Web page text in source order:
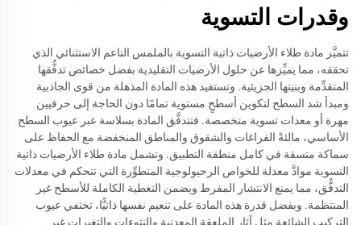
وقدرات التسوية
تتميَّز مادة طلاء الأرضيات ذاتية التسوية بالملمس الناعم الاستثنائي الذي
تحققه، مما يميِّزها عن حلول الأرضيات التقليدية بفضل خصائص تدفُّقها
المتقدِّمة وبنيتها الجزيئية. وتستفيد هذه المادة المذهلة من قوى الجاذبية
ومبدأ شد السطح لتكوين أسطحٍ مستوية تمامًا دون الحاجة إلى حرفيين
مهرة أو معدات تسوية متخصصة. فتتدفَّق المادة بسلاسة عبر عيوب السطح
الأساسي، مالئةً الفراغات والشقوق والمناطق المنخفضة مع الحفاظ على
سماكة متسقة في كامل منطقة التطبيق. وتشمل مادة طلاء الأرضيات ذاتية
التسوية موادَّ معدلة للخواص الرحيولوجية المتطوِّرة التي تتحكم في معدلات
التدفُّق، مما يمنع الانتشار المفرط ويضمن التغطية الكاملة للأسطح غير
المنتظمة. وبفضل قدرة هذه المادة على تنعيم نفسها ذاتيًّا، تختفي عيوب
التركيب الشائعة مثل آثار الملعقة المعدنية والنتوءات والتغيرات غير